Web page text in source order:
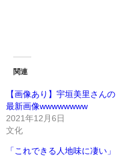
関連
【画像あり】宇垣美里さんの
最新画像wwwwwwww
2021年12月6日
文化
「これできる人地味に凄い」